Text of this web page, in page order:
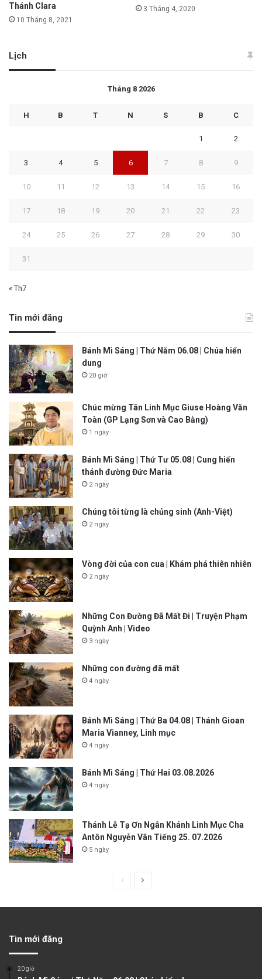
Thánh Clara
10 Tháng 8, 2021
3 Tháng 4, 2020
Lịch
Tháng 8 2026
H B T N S B C
1 2
3 4 5 6 7 8 9
10 11 12 13 14 15 16
17 18 19 20 21 22 23
24 25 26 27 28 29 30
31
« Th7
Tin mới đăng
Bánh Mì Sáng | Thứ Năm 06.08 | Chúa hiển
dung
20 giờ
Chúc mừng Tân Linh Mục Giuse Hoàng Văn
Toàn (GP Lạng Sơn và Cao Bằng)
1 ngày
Bánh Mì Sáng | Thứ Tư 05.08 | Cung hiến
thánh đường Đức Maria
2 ngày
Chúng tôi từng là chủng sinh (Anh-Việt)
2 ngày
Vòng đời của con cua | Khám phá thiên nhiên
2 ngày
Những Con Đường Đã Mất Đi | Truyện Phạm
Quỳnh Anh | Video
3 ngày
Những con đường đã mất
4 ngày
Bánh Mì Sáng | Thứ Ba 04.08 | Thánh Gioan
Maria Vianney, Linh mục
4 ngày
Bánh Mì Sáng | Thứ Hai 03.08.2026
4 ngày
Thánh Lễ Tạ Ơn Ngân Khánh Linh Mục Cha
Antôn Nguyễn Vân Tiếng 25. 07.2026
5 ngày
Tin mới đăng
20 giờ